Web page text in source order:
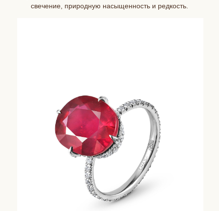
свечение, природную насыщенность и редкость.